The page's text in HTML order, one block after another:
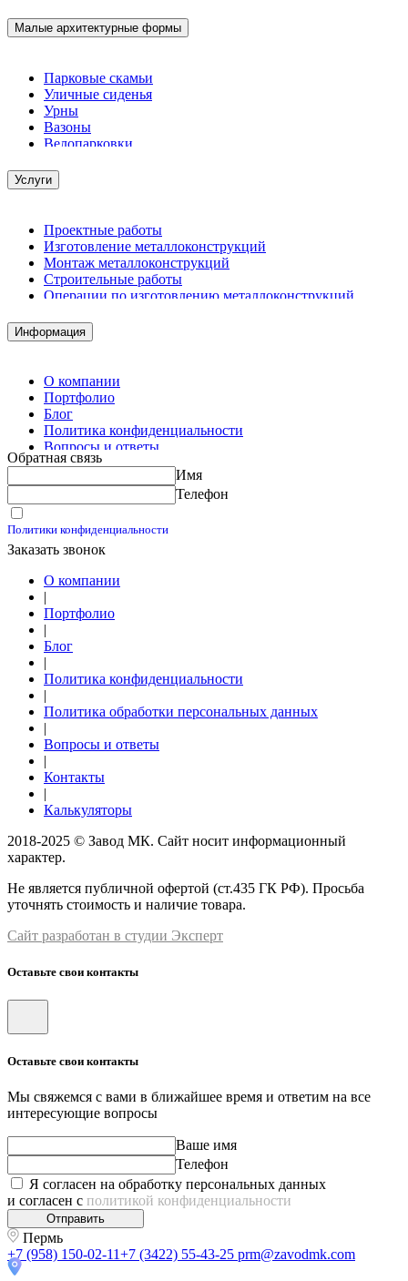
Малые архитектурные формы
Парковые скамьи
Уличные сиденья
Урны
Вазоны
Велопарковки
Услуги
Проектные работы
Изготовление металлоконструкций
Монтаж металлоконструкций
Строительные работы
Операции по изготовлению металлоконструкций
Комплектация металлопроката
Изготовление винтовых свай
Информация
О компании
Портфолио
Блог
Политика конфиденциальности
Вопросы и ответы
Контакты
Обратная связь
Имя
Телефон
Политики конфиденциальности
Заказать звонок
О компании
|
Портфолио
|
Блог
|
Политика конфиденциальности
|
Политика обработки персональных данных
|
Вопросы и ответы
|
Контакты
|
Калькуляторы
2018-2025 © Завод МК. Сайт носит информационный
характер.
Не является публичной офертой (ст.435 ГК РФ). Просьба
уточнять стоимость и наличие товара.
Сайт разработан в студии Эксперт
Оставьте свои контакты
Оставьте свои контакты
Мы свяжемся с вами в ближайшее время и ответим на все
интересующие вопросы
Ваше имя
Телефон
Я согласен на обработку персональных данных
и согласен с политикой конфиденциальности
Отправить
Пермь
+7 (958) 150-02-11+7 (3422) 55-43-25 prm@zavodmk.com